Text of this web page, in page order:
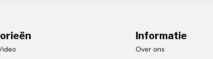
Informatie
Over ons